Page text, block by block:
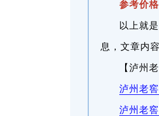
参考价
以上就
息，文章内
【泸州
泸州老
泸州老